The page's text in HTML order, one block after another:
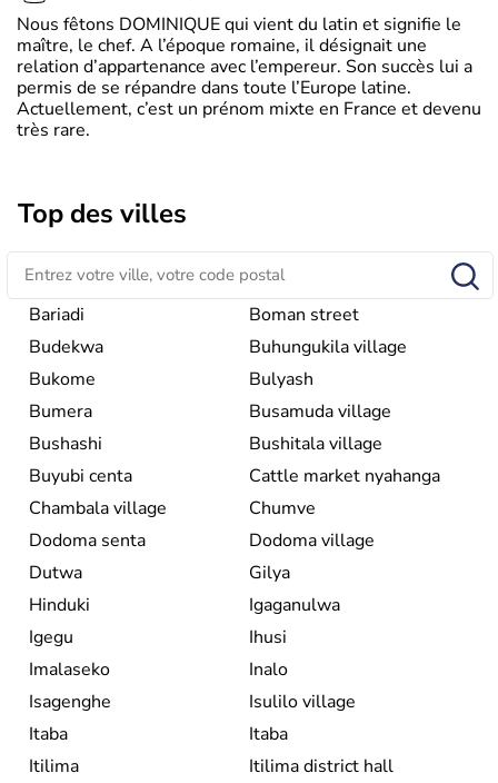
Nous fêtons DOMINIQUE qui vient du latin et signifie le
maître, le chef. A l’époque romaine, il désignait une
relation d’appartenance avec l’empereur. Son succès lui a
permis de se répandre dans toute l’Europe latine.
Actuellement, c’est un prénom mixte en France et devenu
très rare.
Top des villes
Bariadi
Boman street
Budekwa
Buhungukila village
Bukome
Bulyash
Bumera
Busamuda village
Bushashi
Bushitala village
Buyubi centa
Cattle market nyahanga
Chambala village
Chumve
Dodoma senta
Dodoma village
Dutwa
Gilya
Hinduki
Igaganulwa
Igegu
Ihusi
Imalaseko
Inalo
Isagenghe
Isulilo village
Itaba
Itaba
Itilima
Itilima district hall